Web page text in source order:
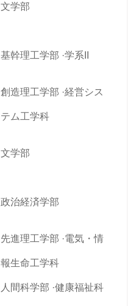
文学部
基幹理工学部 ·学系II
創造理工学部 ·経営シス
テム工学科
文学部
政治経済学部
先進理工学部 ·電気・情
報生命工学科
人間科学部 ·健康福祉科